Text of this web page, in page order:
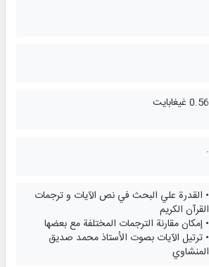
0.56 غيغابايت
.
• القدرة علي البحث في نص الآيات و ترجمات
القرآن الكريم
• إمكان مقارنة الترجمات المختلفة مع بعضها
• ترتيل الآيات بصوت الأستاذ محمد صديق
المنشاوي